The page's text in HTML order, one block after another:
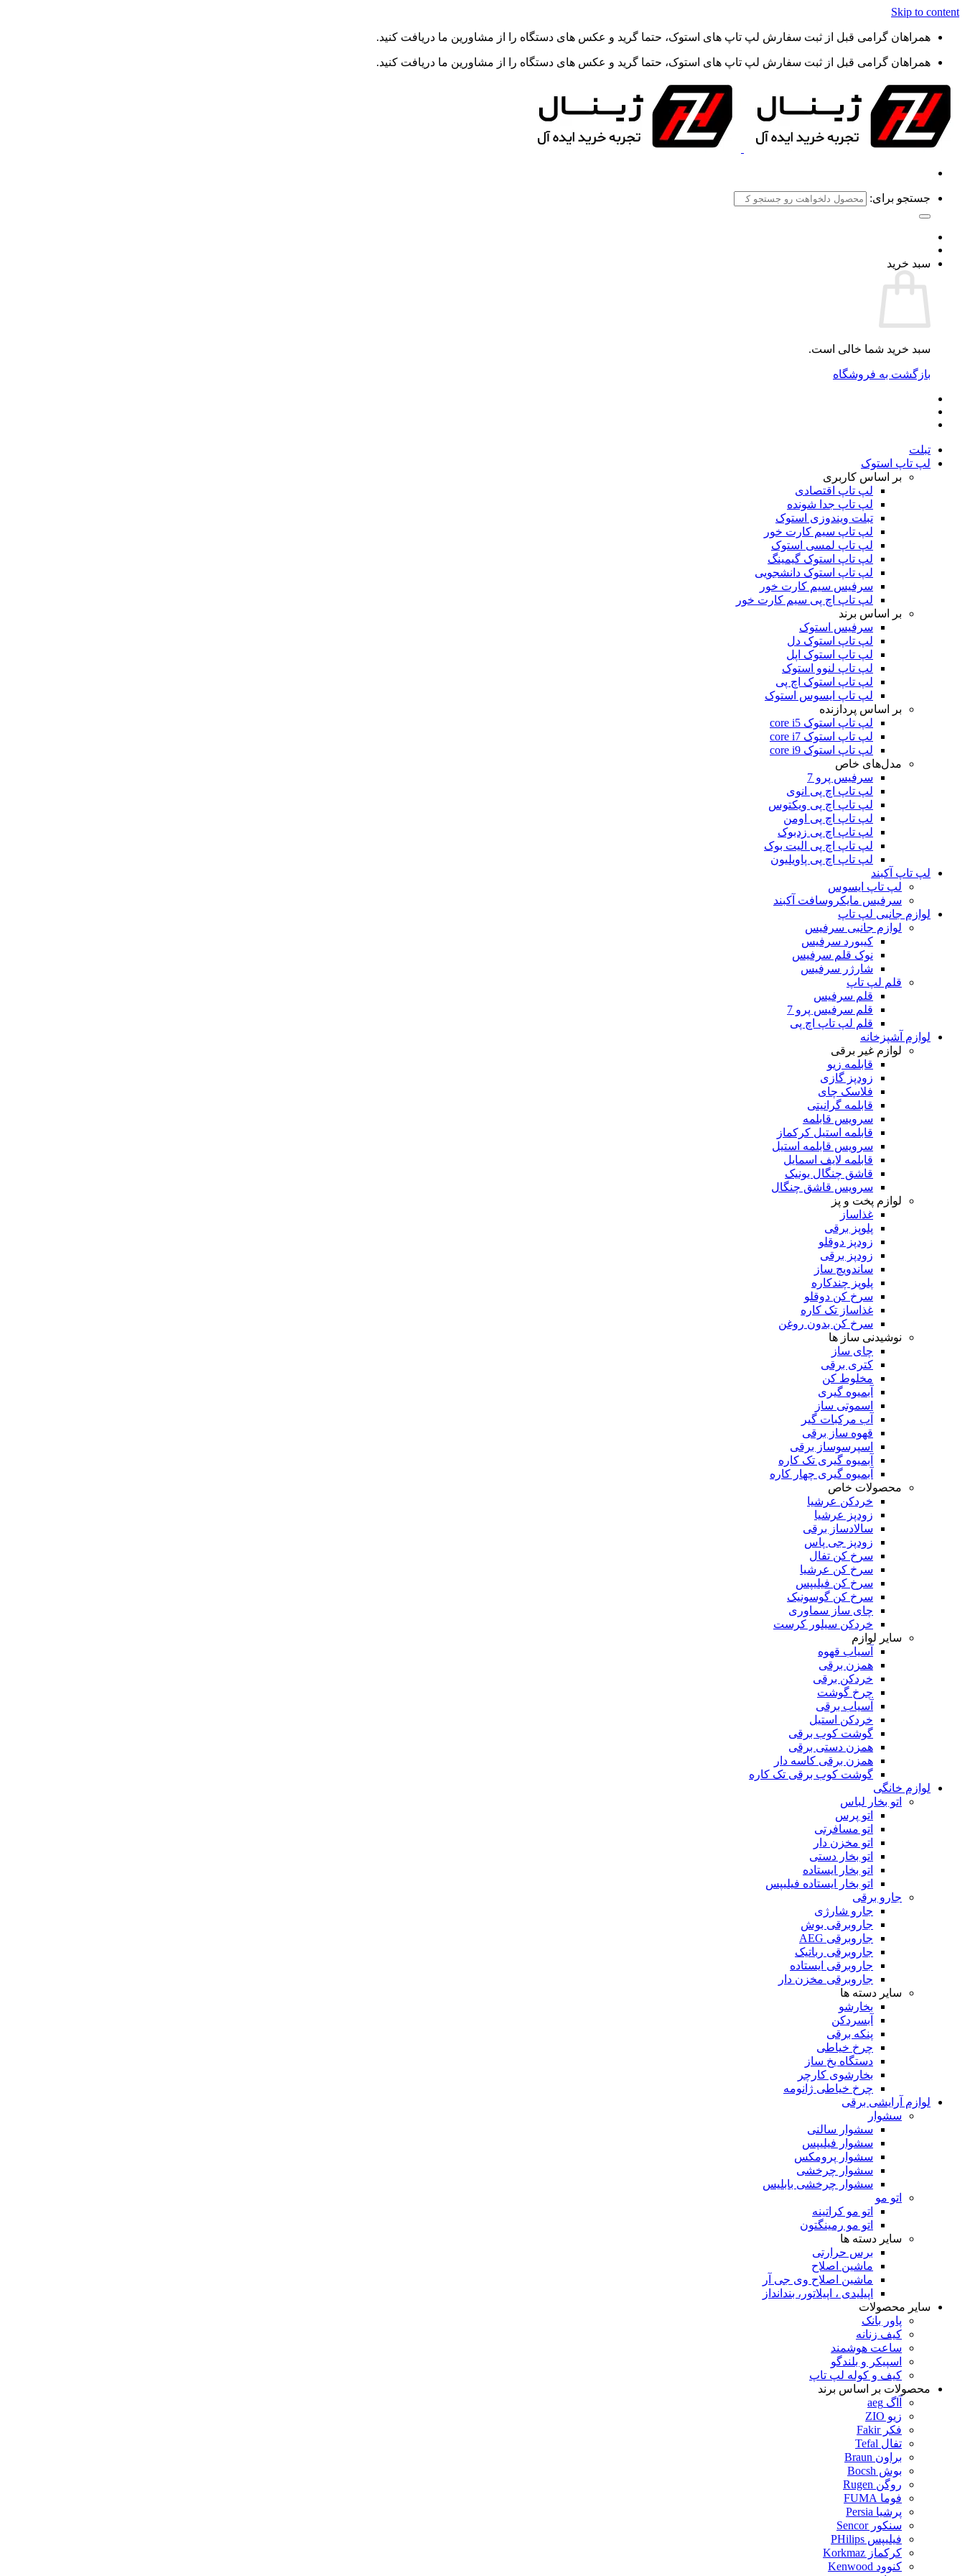
Skip to content
همراهان گرامی قبل از ثبت سفارش لپ تاپ های استوک، حتما گرید و عکس های دستگاه را از مشاورین ما دریافت کنید.
همراهان گرامی قبل از ثبت سفارش لپ تاپ های استوک، حتما گرید و عکس های دستگاه را از مشاورین ما دریافت کنید.
جستجو برای:
سبد خرید
سبد خرید شما خالی است.
بازگشت به فروشگاه
تبلت
لپ تاپ استوک
بر اساس کاربری
لپ تاپ اقتصادی
لپ تاپ جدا شونده
تبلت ویندوزی استوک
لپ تاپ سیم کارت خور
لپ تاپ لمسی استوک
لپ تاپ استوک گیمینگ
لپ تاپ استوک دانشجویی
سرفیس سیم کارت خور
لپ تاپ اچ پی سیم کارت خور
بر اساس برند
سرفیس استوک
لپ تاپ استوک دل
لپ تاپ استوک اپل
لپ تاپ لنوو استوک
لپ تاپ استوک اچ پی
لپ تاپ ایسوس استوک
بر اساس پردازنده
لپ تاپ استوک core i5
لپ تاپ استوک core i7
لپ تاپ استوک core i9
مدل‌های خاص
سرفیس پرو 7
لپ تاپ اچ پی انوی
لپ تاپ اچ پی ویکتوس
لپ تاپ اچ پی اومن
لپ تاپ اچ پی زدبوک
لپ تاپ اچ پی الیت بوک
لپ تاپ اچ پی پاویلیون
لپ تاپ آکبند
لپ تاپ ایسوس
سرفیس مایکروسافت آکبند
لوازم جانبی لپ تاپ
لوازم جانبی سرفیس
کیبورد سرفیس
نوک قلم سرفیس
شارژر سرفیس
قلم لپ تاپ
قلم سرفیس
قلم سرفیس پرو 7
قلم لپ تاپ اچ پی
لوازم آشپزخانه
لوازم غیر برقی
قابلمه زیو
زودپز گازی
فلاسک چای
قابلمه گرانیتی
سرویس قابلمه
قابلمه استیل کرکماز
سرویس قابلمه استیل
قابلمه لایف اسمایل
قاشق چنگال یونیک
سرویس قاشق چنگال
لوازم پخت و پز
غذاساز
پلوپز برقی
زودپز دوقلو
زودپز برقی
ساندویچ ساز
پلوپز چندکاره
سرخ کن دوقلو
غذاساز تک کاره
سرخ کن بدون روغن
نوشیدنی ساز ها
چای ساز
کتری برقی
مخلوط کن
آبمیوه گیری
اسموتی ساز
آب مرکبات گیر
قهوه ساز برقی
اسپرسوساز برقی
آبمیوه گیری تک کاره
آبمیوه گیری چهار کاره
محصولات خاص
خردکن عرشیا
زودپز عرشیا
سالادساز برقی
زودپز جی پاس
سرخ کن تفال
سرخ کن عرشیا
سرخ کن فیلیپس
سرخ کن گوسونیک
چای ساز سماوری
خردکن سیلور کرست
سایر لوازم
آسیاب قهوه
همزن برقی
خردکن برقی
چرخ گوشت
آسیاب برقی
خردکن استیل
گوشت کوب برقی
همزن دستی برقی
همزن برقی کاسه دار
گوشت کوب برقی تک کاره
لوازم خانگی
اتو بخار لباس
اتو پرس
اتو مسافرتی
اتو مخزن دار
اتو بخار دستی
اتو بخار ایستاده
اتو بخار ایستاده فیلیپس
جارو برقی
جارو شارژی
جاروبرقی بوش
جاروبرقی AEG
جاروبرقی رباتیک
جاروبرقی ایستاده
جاروبرقی مخزن دار
سایر دسته ها
بخارشو
آبسردکن
پنکه برقی
چرخ خیاطی
دستگاه یخ ساز
بخارشوی کارچر
چرخ خیاطی ژانومه
لوازم آرایشی برقی
سشوار
سشوار سالنی
سشوار فیلیپس
سشوار پرومکس
سشوار چرخشی
سشوار چرخشی بابلیس
اتو مو
اتو مو کراتینه
اتو مو رمینگتون
سایر دسته ها
برس حرارتی
ماشین اصلاح
ماشین اصلاح وی جی آر
اپیلیدی ، اپیلاتور، بندانداز
سایر محصولات
پاور بانک
کیف زنانه
ساعت هوشمند
اسپیکر و بلندگو
کیف و کوله لپ تاپ
محصولات بر اساس برند
آاگ aeg
زیو ZIO
فکر Fakir
تفال Tefal
براون Braun
بوش Bocsh
روگن Rugen
فوما FUMA
پرشیا Persia
سنکور Sencor
فیلیپس PHilips
کرکماز Korkmaz
کنوود Kenwood